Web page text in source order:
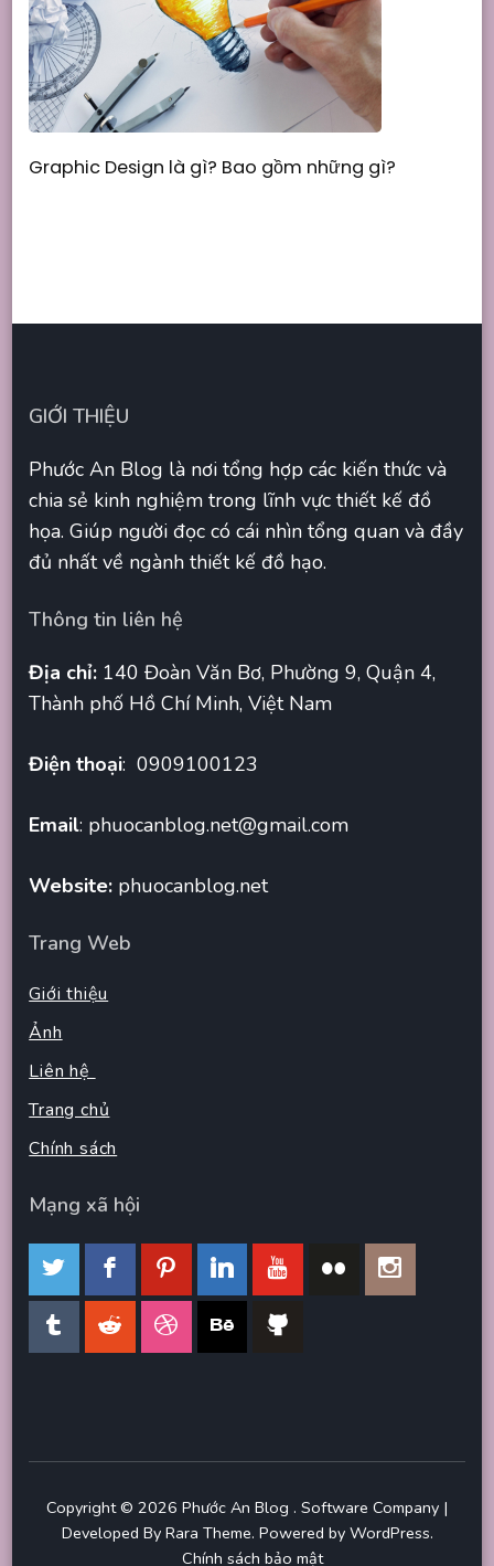
Graphic Design là gì? Bao gồm những gì?
GIỚI THIỆU
Phước An Blog là nơi tổng hợp các kiến thức và
chia sẻ kinh nghiệm trong lĩnh vực thiết kế đồ
họa. Giúp người đọc có cái nhìn tổng quan và đầy
đủ nhất về ngành thiết kế đồ hạo.
Thông tin liên hệ
Địa chỉ: 140 Đoàn Văn Bơ, Phường 9, Quận 4,
Thành phố Hồ Chí Minh, Việt Nam
Điện thoại: 0909100123
Email: phuocanblog.net@gmail.com
Website: phuocanblog.net
Trang Web
Giới thiệu
Ảnh
Liên hệ
Trang chủ
Chính sách
Mạng xã hội
Copyright © 2026 Phước An Blog . Software Company |
Developed By Rara Theme. Powered by WordPress.
Chính sách bảo mật